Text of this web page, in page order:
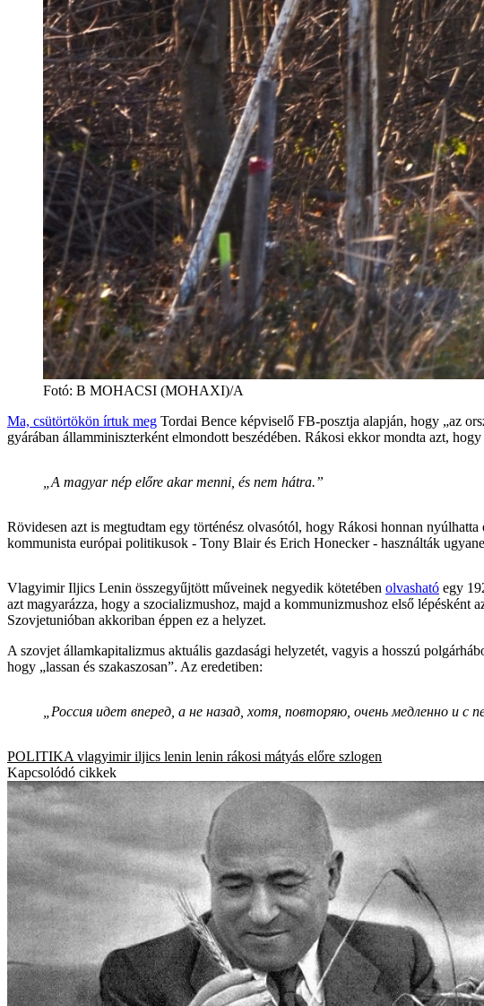
Fotó: B MOHACSI (MOHAXI)/A
Ma, csütörtökön írtuk meg Tordai Bence képviselő FB-posztja alapján, hogy „az
gyárában államminiszterként elmondott beszédében. Rákosi ekkor mondta azt, hogy
„A magyar nép előre akar menni, és nem hátra.”
Rövidesen azt is megtudtam egy történész olvasótól, hogy Rákosi honnan
kommunista európai politikusok - Tony Blair és Erich Honecker - használták
Vlagyimir Iljics Lenin összegyűjtött műveinek negyedik kötetében olvasható egy
azt magyarázza, hogy a szocializmushoz, majd a kommunizmushoz első
Szovjetunióban akkoriban éppen ez a helyzet.
A szovjet államkapitalizmus aktuális gazdasági helyzetét, vagyis a hosszú
hogy „lassan és szakaszosan”. Az eredetiben:
„Россия идет вперед, а не назад, хотя, повторяю, очень медленно и с
POLITIKA vlagyimir iljics lenin lenin rákosi mátyás előre szlogen
Kapcsolódó cikkek